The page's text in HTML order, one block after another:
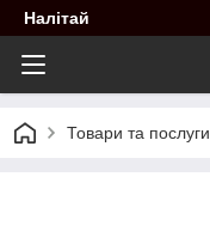
Налітай
Товари та послуги